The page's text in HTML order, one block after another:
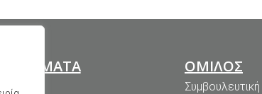
ΟΜΙΛΟΣ
Συμβουλευτική